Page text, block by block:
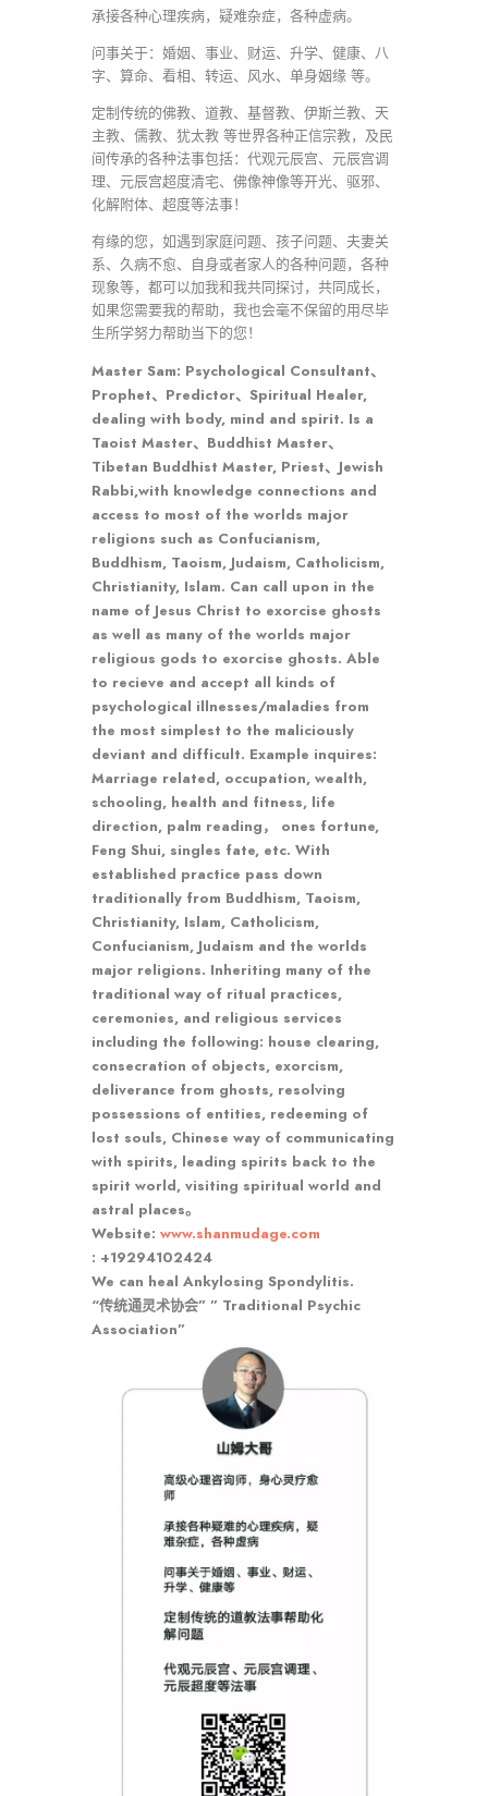
承接各种心理疾病，疑难杂症，各种虚病。
问事关于：婚姻、事业、财运、升学、健康、八
字、算命、看相、转运、风水、单身姻缘 等。
定制传统的佛教、道教、基督教、伊斯兰教、天
主教、儒教、犹太教 等世界各种正信宗教，及民
间传承的各种法事包括：代观元辰宫、元辰宫调
理、元辰宫超度清宅、佛像神像等开光、驱邪、
化解附体、超度等法事！
有缘的您，如遇到家庭问题、孩子问题、夫妻关
系、久病不愈、自身或者家人的各种问题，各种
现象等，都可以加我和我共同探讨，共同成长，
如果您需要我的帮助，我也会毫不保留的用尽毕
生所学努力帮助当下的您！
Master Sam: Psychological Consultant、
Prophet、Predictor、Spiritual Healer,
dealing with body, mind and spirit. Is a
Taoist Master、Buddhist Master、
Tibetan Buddhist Master, Priest、Jewish
Rabbi,with knowledge connections and
access to most of the worlds major
religions such as Confucianism,
Buddhism, Taoism, Judaism, Catholicism,
Christianity, Islam. Can call upon in the
name of Jesus Christ to exorcise ghosts
as well as many of the worlds major
religious gods to exorcise ghosts. Able
to recieve and accept all kinds of
psychological illnesses/maladies from
the most simplest to the maliciously
deviant and difficult. Example inquires:
Marriage related, occupation, wealth,
schooling, health and fitness, life
direction, palm reading， ones fortune,
Feng Shui, singles fate, etc. With
established practice pass down
traditionally from Buddhism, Taoism,
Christianity, Islam, Catholicism,
Confucianism, Judaism and the worlds
major religions. Inheriting many of the
traditional way of ritual practices,
ceremonies, and religious services
including the following: house clearing,
consecration of objects, exorcism,
deliverance from ghosts, resolving
possessions of entities, redeeming of
lost souls, Chinese way of communicating
with spirits, leading spirits back to the
spirit world, visiting spiritual world and
astral places。
Website: www.shanmudage.com
: +19294102424
We can heal Ankylosing Spondylitis.
“传统通灵术协会” ” Traditional Psychic
Association”